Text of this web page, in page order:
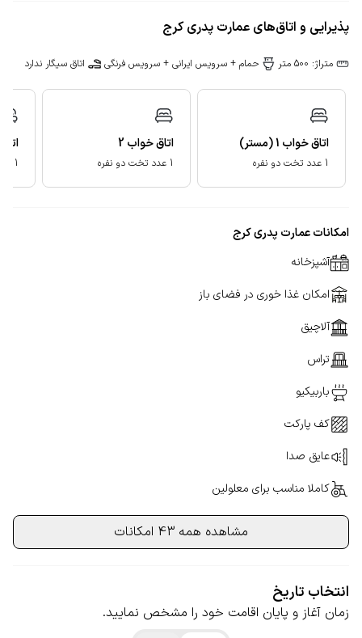
پذیرایی و اتاق‌های عمارت پدری کرج
متراژ: 500 متر حمام + سرویس ایرانی + سرویس فرنگی اتاق سیگار ندارد
اتاق خواب 1(مستر)
1 عدد تخت دو نفره
اتاق خواب 2
1 عدد تخت دو نفره 1 عدد تخت دو نفره
امکانات عمارت پدری کرج
آشپزخانه
امکان غذا خوری در فضای باز
آلاچیق
تراس
باربیکیو
کف پارکت
عایق صدا
کاملا مناسب برای معلولین
مشاهده همه 43 امکانات
انتخاب تاریخ
زمان آغاز و پایان اقامت خود را مشخص نمایید.